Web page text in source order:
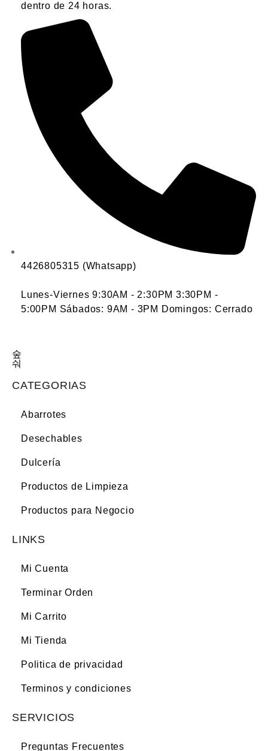
dentro de 24 horas.
4426805315 (Whatsapp)
Lunes-Viernes 9:30AM - 2:30PM 3:30PM -
5:00PM Sábados: 9AM - 3PM Domingos: Cerrado
CATEGORIAS
Abarrotes
Desechables
Dulcería
Productos de Limpieza
Productos para Negocio
LINKS
Mi Cuenta
Terminar Orden
Mi Carrito
Mi Tienda
Politica de privacidad
Terminos y condiciones
SERVICIOS
Preguntas Frecuentes